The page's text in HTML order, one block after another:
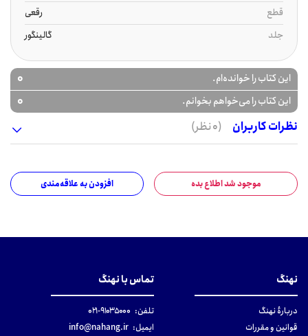
قطع
رقعی
جلد
گالینگور
این کتاب را خوانده‌ام. 0
این کتاب را می‌خواهم بخوانم.
0
نظرات کاربران
(0 نظر)
موجود شد اطلاع بده افزودن به علاقه‌مندی
نهنگ
دربارهٔ نهنگ
قوانین و مقررات
تماس با نهنگ
تلفن: ۹۱۰۳۵۰۰۰-۰۲۱
ایمیل: info@nahang.ir